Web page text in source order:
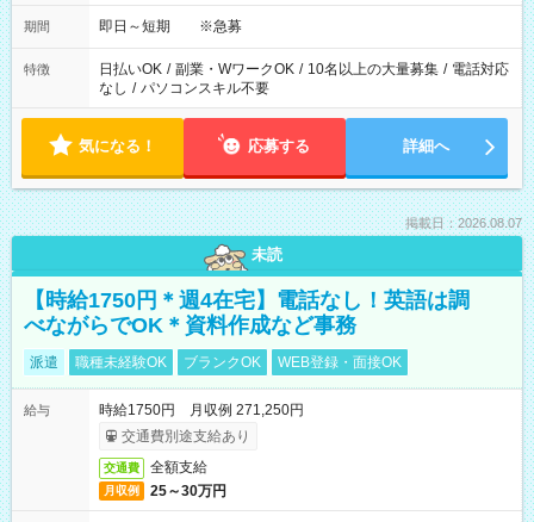
期間 即日～短期 ※急募
特徴 日払いOK / 副業・WワークOK / 10名以上の大量募集 / 電話対応
なし / パソコンスキル不要
気になる！ 応募する 詳細へ
掲載日：2026.08.07
未読
【時給1750円＊週4在宅】電話なし！英語は調
べながらでOK＊資料作成など事務
派遣 職種未経験OK ブランクOK WEB登録・面接OK
給与
時給1750円 月収例 271,250円
交通費別途支給あり
交通費 全額支給
月収例 25～30万円